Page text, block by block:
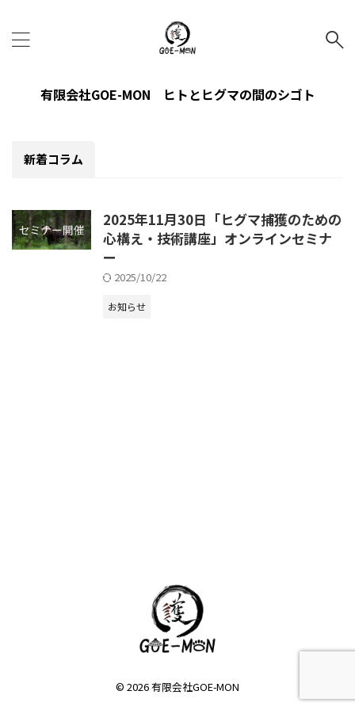
有限会社GOE-MON ヒトとヒグマの間のシゴト
新着コラム
2025年11月30日「ヒグマ捕獲のための
心構え・技術講座」オンラインセミナ
ー
2025/10/22
お知らせ
© 2026 有限会社GOE-MON